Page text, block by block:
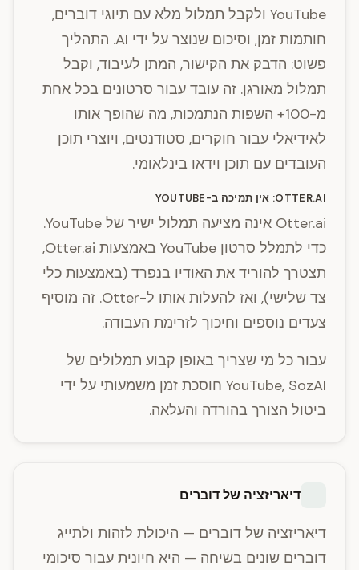
YouTube ולקבל תמלול מלא עם תיוגי דוברים,
חותמות זמן, וסיכום שנוצר על ידי AI. התהליך
פשוט: הדבק את הקישור, המתן לעיבוד, וקבל
תמלול מאורגן. זה עובד עבור סרטונים בכל אחת
מ-100+ השפות הנתמכות, מה שהופך אותו
לאידיאלי עבור חוקרים, סטודנטים, ויוצרי תוכן
העובדים עם תוכן וידאו בינלאומי.
OTTER.AI: אין תמיכה ב-YOUTUBE
Otter.ai אינה מציעה תמלול ישיר של YouTube.
כדי לתמלל סרטון YouTube באמצעות Otter.ai,
תצטרך להוריד את האודיו בנפרד (באמצעות כלי
צד שלישי), ואז להעלות אותו ל-Otter. זה מוסיף
צעדים נוספים וחיכוך לזרימת העבודה.
עבור כל מי שצריך באופן קבוע תמלולים של
YouTube, SozAI חוסכת זמן משמעותי על ידי
ביטול הצורך בהורדה והעלאה.
דיאריזציה של דוברים
דיאריזציה של דוברים — היכולת לזהות ולתייג
דוברים שונים בשיחה — היא חיונית עבור סיכומי